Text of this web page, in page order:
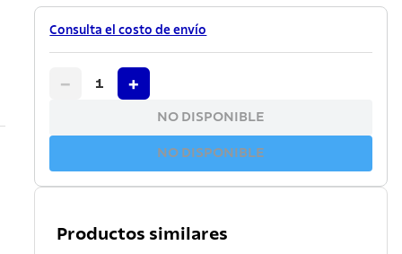
Consulta el costo de envío
− 1 +
NO DISPONIBLE
NO DISPONIBLE
Productos similares